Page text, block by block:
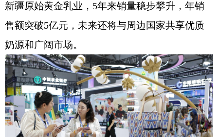
新疆原始黄金乳业，5年来销量稳步攀升，年销
售额突破5亿元，未来还将与周边国家共享优质
奶源和广阔市场。